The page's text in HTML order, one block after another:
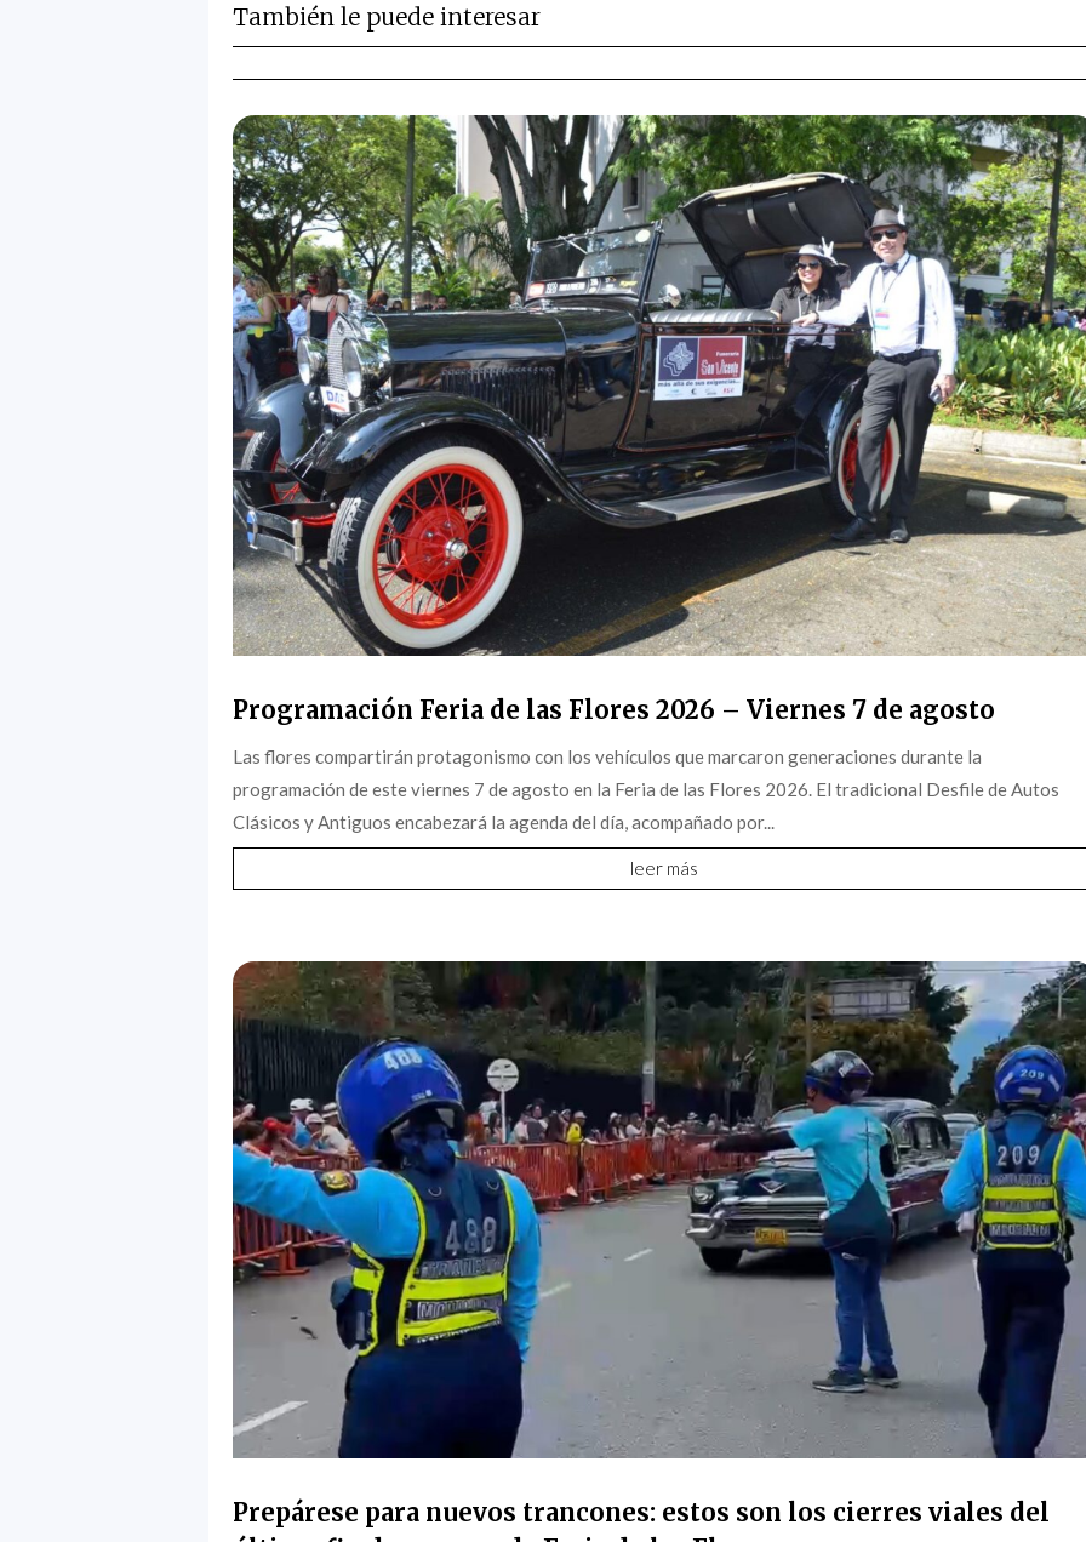
También le puede interesar
Programación Feria de las Flores 2026 – Viernes 7 de agosto
Las flores compartirán protagonismo con los vehículos que marcaron generaciones durante la
programación de este viernes 7 de agosto en la Feria de las Flores 2026. El tradicional Desfile de Autos
Clásicos y Antiguos encabezará la agenda del día, acompañado por...
leer más
Prepárese para nuevos trancones: estos son los cierres viales del